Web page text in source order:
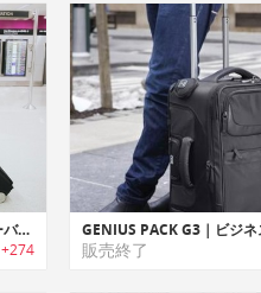
Marlon｜圧縮機能搭載キャリーバッグ「マーロン」
+274 販売終了